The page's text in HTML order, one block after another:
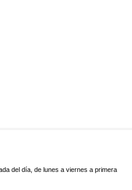
del día, de lunes a viernes a primera